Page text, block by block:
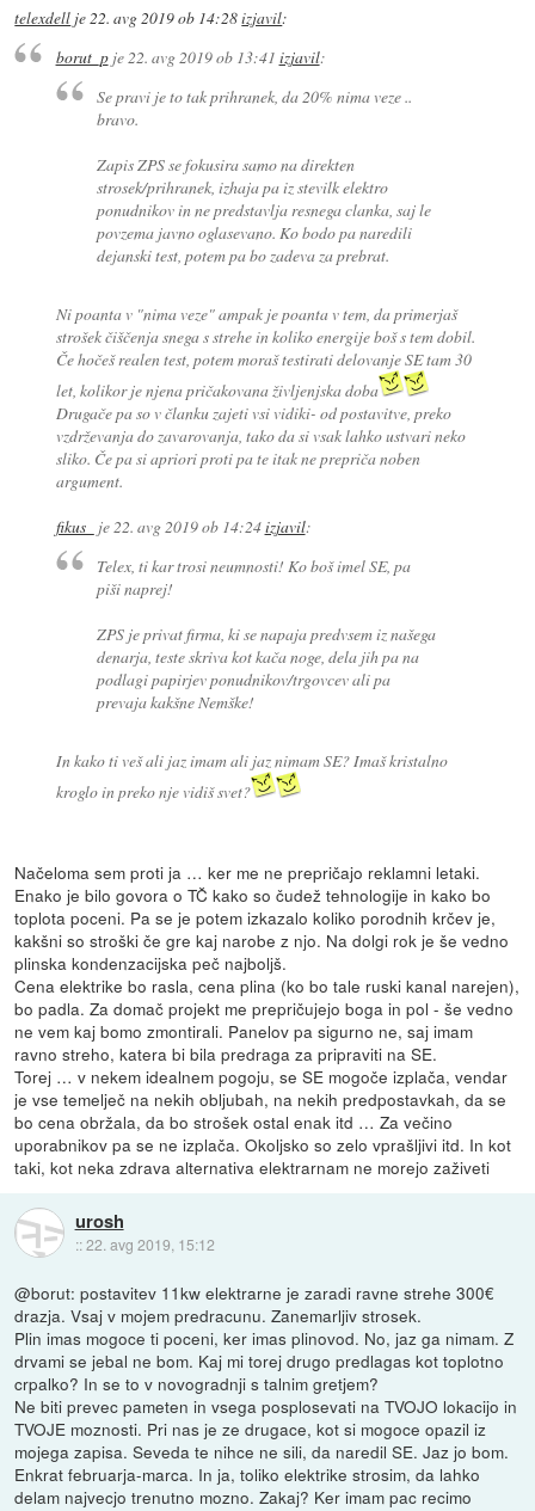
telexdell je22. avg 2019 ob 14:28izjavil:
borut_pje22. avg 2019 ob 13:41 izjavil:
Se pravi je to tak prihranek, da 20% nima veze ..
bravo.
Zapis ZPS se fokusira samo na direkten
strosek/prihranek, izhaja pa iz stevilk elektro
ponudnikov in ne predstavlja resnega clanka, saj le
povzema javno oglasevano. Ko bodo pa naredili
dejanski test, potem pa bo zadeva za prebrat.
Ni poanta v "nima veze" ampak je poanta v tem, da primerjaš
strošek čiščenja snega s strehe in koliko energije boš s tem dobil.
Če hočeš realen test, potem moraš testirati delovanje SE tam 30
let, kolikor je njena pričakovana življenjska doba
Drugače pa so v članku zajeti vsi vidiki- od postavitve, preko
vzdrževanja do zavarovanja, tako da si vsak lahko ustvari neko
sliko. Če pa si apriori proti pa te itak ne prepriča noben
argument.
fikus_ je22. avg 2019 ob 14:24izjavil:
Telex, ti kar trosi neumnosti! Ko boš imel SE, pa
piši naprej!
ZPS je privat firma, ki se napaja predvsem iz našega
denarja, teste skriva kot kača noge, dela jih pa na
podlagi papirjev ponudnikov/trgovcev ali pa
prevaja kakšne Nemške!
In kako ti veš ali jaz imam ali jaz nimam SE? Imaš kristalno
kroglo in preko nje vidiš svet?
Načeloma sem proti ja … ker me ne prepričajo reklamni letaki.
Enako je bilo govora o TČ kako so čudež tehnologije in kako bo
toplota poceni. Pa se je potem izkazalo koliko porodnih krčev je,
kakšni so stroški če gre kaj narobe z njo. Na dolgi rok je še vedno
plinska kondenzacijska peč najboljš.
Cena elektrike bo rasla, cena plina (ko bo tale ruski kanal narejen),
bo padla. Za domač projekt me prepričujejo boga in pol - še vedno
ne vem kaj bomo zmontirali. Panelov pa sigurno ne, saj imam
ravno streho, katera bi bila predraga za pripraviti na SE.
Torej … v nekem idealnem pogoju, se SE mogoče izplača, vendar
je vse temelječ na nekih obljubah, na nekih predpostavkah, da se
bo cena obržala, da bo strošek ostal enak itd … Za večino
uporabnikov pa se ne izplača. Okoljsko so zelo vprašljivi itd. In kot
taki, kot neka zdrava alternativa elektrarnam ne morejo zaživeti
urosh
::22. avg 2019, 15:12
@borut: postavitev 11kw elektrarne je zaradi ravne strehe 300€
drazja. Vsaj v mojem predracunu. Zanemarljiv strosek.
Plin imas mogoce ti poceni, ker imas plinovod. No, jaz ga nimam. Z
drvami se jebal ne bom. Kaj mi torej drugo predlagas kot toplotno
crpalko? In se to v novogradnji s talnim gretjem?
Ne biti prevec pameten in vsega posplosevati na TVOJO lokacijo in
TVOJE moznosti. Pri nas je ze drugace, kot si mogoce opazil iz
mojega zapisa. Seveda te nihce ne sili, da naredil SE. Jaz jo bom.
Enkrat februarja-marca. In ja, toliko elektrike strosim, da lahko
delam najvecjo trenutno mozno. Zakaj? Ker imam pac recimo